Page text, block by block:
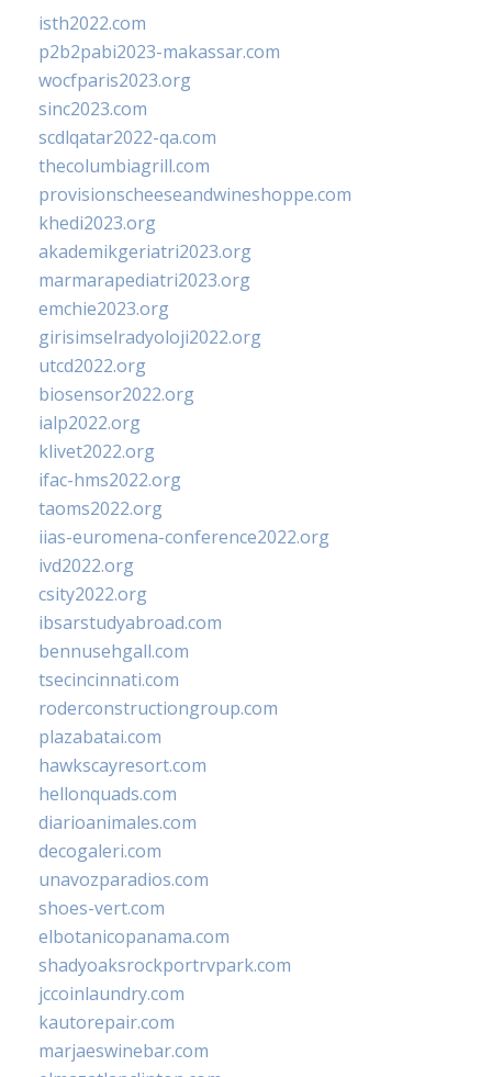
isth2022.com
p2b2pabi2023-makassar.com
wocfparis2023.org
sinc2023.com
scdlqatar2022-qa.com
thecolumbiagrill.com
provisionscheeseandwineshoppe.com
khedi2023.org
akademikgeriatri2023.org
marmarapediatri2023.org
emchie2023.org
girisimselradyoloji2022.org
utcd2022.org
biosensor2022.org
ialp2022.org
klivet2022.org
ifac-hms2022.org
taoms2022.org
iias-euromena-conference2022.org
ivd2022.org
csity2022.org
ibsarstudyabroad.com
bennusehgall.com
tsecincinnati.com
roderconstructiongroup.com
plazabatai.com
hawkscayresort.com
hellonquads.com
diarioanimales.com
decogaleri.com
unavozparadios.com
shoes-vert.com
elbotanicopanama.com
shadyoaksrockportrvpark.com
jccoinlaundry.com
kautorepair.com
marjaeswinebar.com